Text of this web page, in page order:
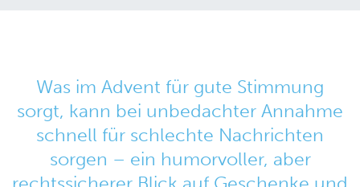
Was im Advent für gute Stimmung
sorgt, kann bei unbedachter Annahme
schnell für schlechte Nachrichten
sorgen – ein humorvoller, aber